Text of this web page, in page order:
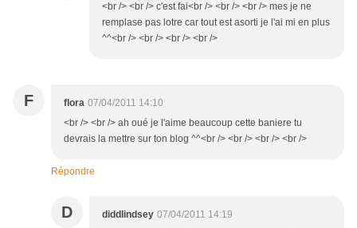
<br /> <br /> c'est fai<br /> <br /> <br /> mes je ne
remplase pas lotre car tout est asorti je l'ai mi en plus
^^<br /> <br /> <br /> <br />
F flora 07/04/2011 14:10
<br /> <br /> ah oué je l'aime beaucoup cette baniere tu
devrais la mettre sur ton blog ^^<br /> <br /> <br /> <br />
Répondre
D diddlindsey 07/04/2011 14:19